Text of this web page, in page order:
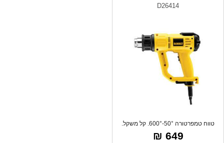
D26414
טווח טמפרטורה 50°-600°. קל משקל.
649 ₪